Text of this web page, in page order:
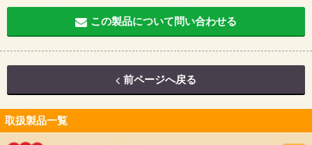
この製品について問い合わせる
前ページへ戻る
取扱製品一覧